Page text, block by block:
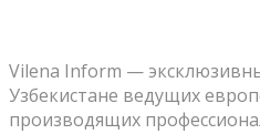
Vilena Inform —
Узбекистане ведущих
производящих